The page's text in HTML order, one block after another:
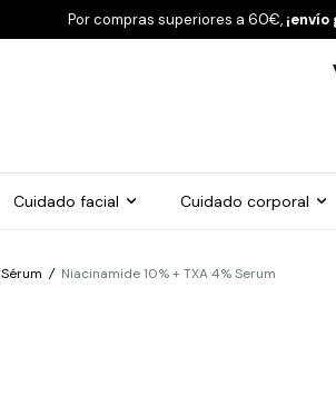
Por compras superiores a 60€,
Cuidado facial Cuidado corporal
Sérum / Niacinamide 10% + TXA 4% Serum